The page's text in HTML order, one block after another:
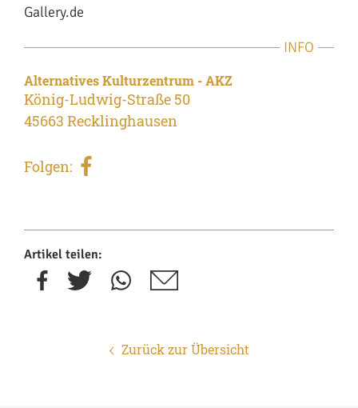
Gallery.de
INFO
Alternatives Kulturzentrum - AKZ
König-Ludwig-Straße 50
45663 Recklinghausen
Folgen:
Artikel teilen:
Zurück zur Übersicht